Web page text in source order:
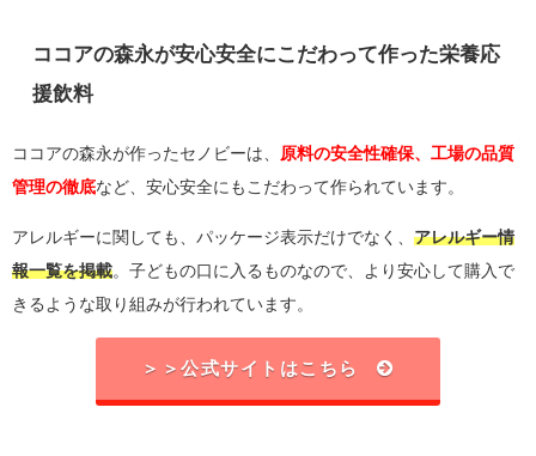
ココアの森永が安心安全にこだわって作った栄養応
援飲料
ココアの森永が作ったセノビーは、
原料の安全性確保、工場の品質
管理の徹底など、安心安全にもこだわって作られています。
アレルギーに関しても、パッケージ表示だけでなく、 アレルギー情
報一覧を掲載 。子どもの口に入るものなので、より安心して購入で
きるような取り組みが行われています。
＞＞公式サイトはこちら